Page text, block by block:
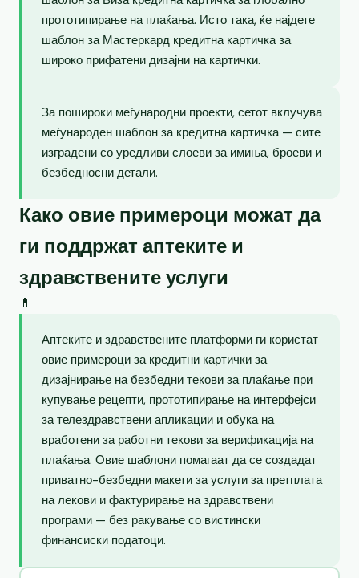
прототипирање на плаќања. Исто така, ќе најдете
шаблон за Мастеркард кредитна картичка за
широко прифатени дизајни на картички.
За пошироки меѓународни проекти, сетот вклучува
меѓународен шаблон за кредитна картичка — сите
изградени со уредливи слоеви за имиња, броеви и
безбедносни детали.
Како овие примероци можат да
ги поддржат аптеките и
здравствените услуги
💊
Аптеките и здравствените платформи ги користат
овие примероци за кредитни картички за
дизајнирање на безбедни текови за плаќање при
купување рецепти, прототипирање на интерфејси
за телездравствени апликации и обука на
вработени за работни текови за верификација на
плаќања. Овие шаблони помагаат да се создадат
приватно-безбедни макети за услуги за претплата
на лекови и фактурирање на здравствени
програми — без ракување со вистински
финансиски податоци.